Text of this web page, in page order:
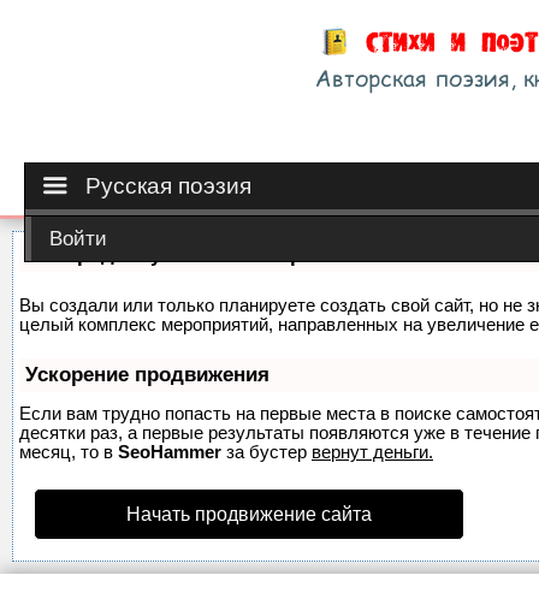
Русская поэзия
Войти
Вы создали или только планируете создать свой сайт, но не
целый комплекс мероприятий, направленных на увеличение
Ускорение продвижения
Если вам трудно попасть на первые места в поиске
десятки раз, а первые результаты появляются уже в
месяц, то в SeoHammer за бустер вернут деньги.
Начать продвижение сайта